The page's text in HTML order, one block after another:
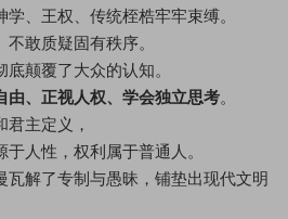
、王权、传统桎梏牢牢束缚。
敢质疑固有秩序。
颠覆了大众的认知。
由、正视人权、学会独立思考。
主定义，
人性，权利属于普通人。
瓦解了专制与愚昧，铺垫出现代文明